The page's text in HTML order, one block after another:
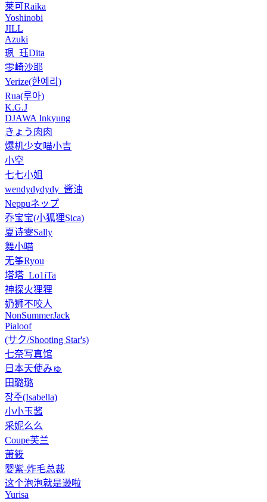
莱可Raika
Yoshinobi
JILL
Azuki
珟_珏Dita
零崎沙耶
Yerize(한예리)
Rua(루아)
K.G.J
DJAWA Inkyung
きょう肉肉
爆机少女喵小吉
小空
七七小姐
wendydydydy_酱油
Neppuネップ
乔宝宝(小狐狸Sica)
夏诗雯Sally
舞小喵
无筝Ryou
塔塔_Lo1iTa
神探火狸狸
奶狮不咬人
NonSummerJack
Pialoof
(サク/Shooting Star's)
七奈写真馆
日本天使みゅ
田璐璐
장주(Isabella)
小小玉酱
采妮么么
Coupe芙兰
萧筱
婴紫-炸毛总裁
这个泡泡就是逊啦
Yurisa